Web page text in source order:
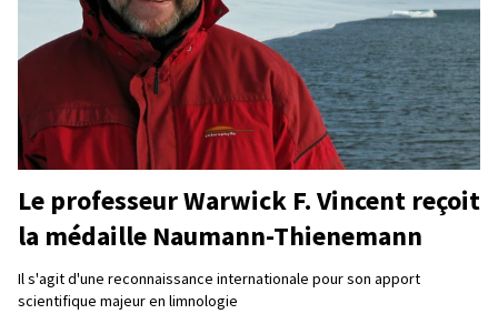
Le professeur Warwick F. Vincent reçoit
la médaille Naumann-Thienemann
Il s'agit d'une reconnaissance internationale pour son apport
scientifique majeur en limnologie